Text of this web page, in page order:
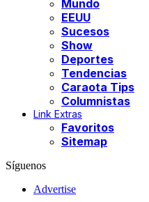
Mundo
EEUU
Sucesos
Show
Deportes
Tendencias
Caraota Tips
Columnistas
Link Extras
Favoritos
Sitemap
Síguenos
Advertise